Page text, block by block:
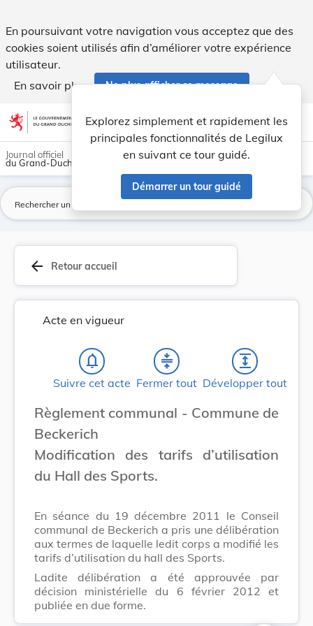
En poursuivant votre navigation vous acceptez que des
cookies soient utilisés afin d’améliorer votre expérience
utilisateur.
En savoir plus
Ne plus afficher ce message
Aller au contenu account_circle help Aide
Explorez simplement et rapidement les
principales fonctionnalités de Legilux
en suivant ce tour guidé.
Démarrer un tour guidé
light_mode dark_mode
Journal officiel
du Grand-Duché de Luxembourg
arrow_back Retour accueil
Acte en vigueur
notifications_none
Suivre cet acte
compress
Fermer tout
expand
Développer tout
Règlement communal - Commune de
Beckerich
Modification des tarifs d’utilisation
du Hall des Sports.
En séance du 19 décembre 2011 le Conseil
communal de Beckerich a pris une délibération
aux termes de laquelle ledit corps a modifié les
tarifs d’utilisation du hall des Sports.
Ladite délibération a été approuvée par
décision ministérielle du 6 février 2012 et
publiée en due forme.